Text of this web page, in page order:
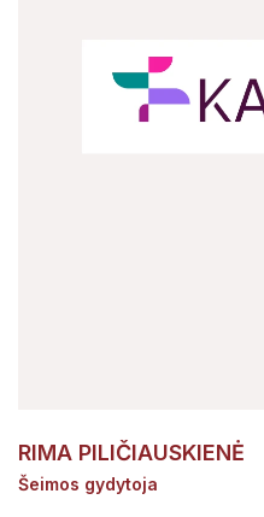
RIMA PILIČIAUSKIENĖ
Šeimos gydytoja